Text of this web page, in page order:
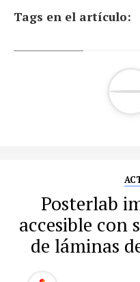
Tags en el artículo:
Posterlab
accesible con
de láminas